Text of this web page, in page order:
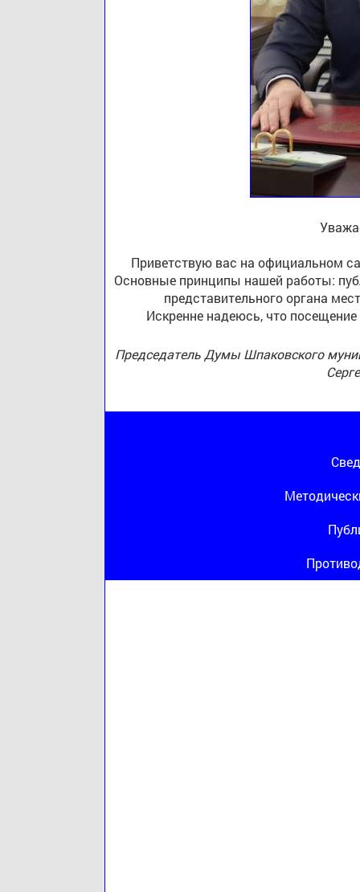
Приветствую вас на официальном
Основные принципы нашей работы:
представительного органа
Искренне надеюсь, что
Председатель Думы Шпаковского